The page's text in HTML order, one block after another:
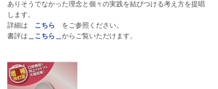
ありそうでなかった理念と個々の実践を結びつける考え方を提唱
します。
詳細は
こちら
をご参照ください。
書評は ＿こちら＿ からご覧いただけます。